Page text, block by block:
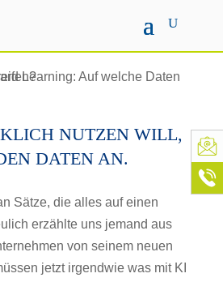
NUTZEN WILL,
DATEN AN.
Sätze, die alles auf einen
erzählte uns jemand aus
von seinem neuen
jetzt irgendwie was mit KI